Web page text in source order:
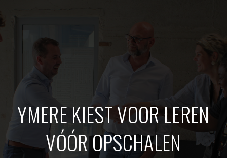
YMERE KIEST VOOR LEREN
VÓÓR OPSCHALEN